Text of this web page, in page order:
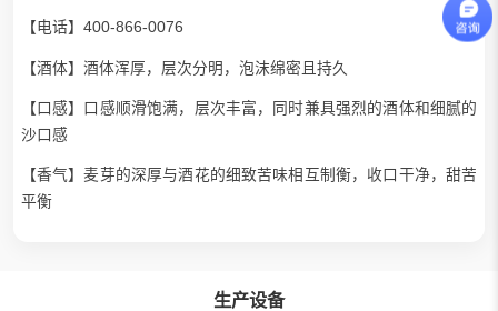
【电话】400-866-0076
【酒体】酒体浑厚，层次分明，泡沫绵密且持久
【口感】口感顺滑饱满，层次丰富，同时兼具强烈的酒体和细腻的
沙口感
【香气】麦芽的深厚与酒花的细致苦味相互制衡，收口干净，甜苦
平衡
生产设备